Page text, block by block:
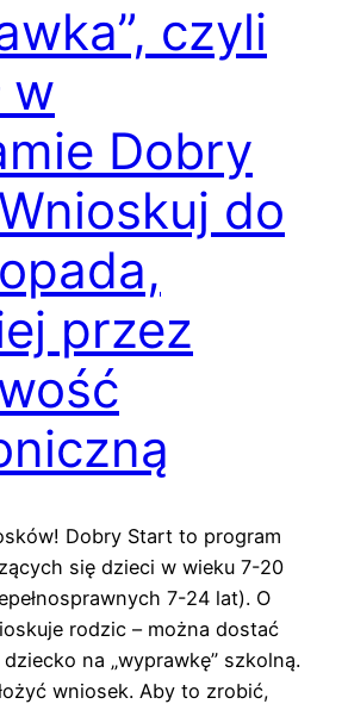
czyli
w
Dobry
do
przez
Dobry Start to program
się dzieci w wieku 7-20
7-24 lat). O
rodzic – można dostać
na „wyprawkę” szkolną.
wniosek. Aby to zrobić,